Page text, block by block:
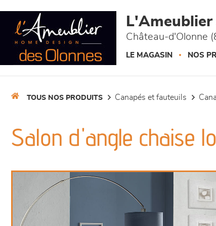
Château-d'Olonne
LE MAGASIN NOS
TOUS NOS PRODUITS canapés et fauteuils
Salon d'angle chaise